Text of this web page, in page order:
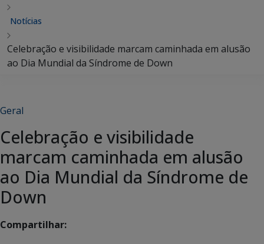
Notícias
Celebração e visibilidade marcam caminhada em alusão
ao Dia Mundial da Síndrome de Down
Geral
Celebração e visibilidade
marcam caminhada em alusão
ao Dia Mundial da Síndrome de
Down
Compartilhar: